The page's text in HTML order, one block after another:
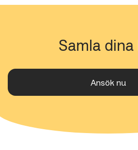
Samla dina
Ansök nu